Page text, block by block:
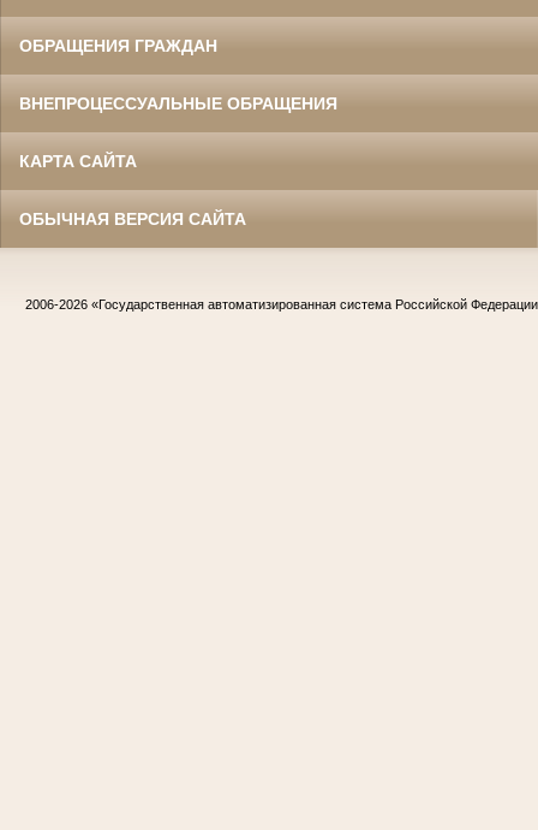
ОБРАЩЕНИЯ ГРАЖДАН
ВНЕПРОЦЕССУАЛЬНЫЕ ОБРАЩЕНИЯ
КАРТА САЙТА
ОБЫЧНАЯ ВЕРСИЯ САЙТА
2006-2026 «Государственная автоматизированная система Российской